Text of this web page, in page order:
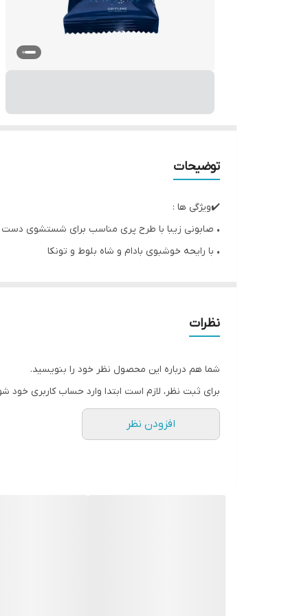
توضیحات
✔️ویژگی ها :
• صابونی زیبا با طرح پری مناسب برای شستشوی
• با رایحه خوشبوی بادام و شاه بلوط و تونکا
• صابون جامد مجموعه واندر تیل، هدیه‌ای بی‌نظیر
نظرات
شما هم درباره این محصول نظر خود را بنویسید.
برای ثبت نظر، لازم است ابتدا وارد حساب کاربری خود
افزودن نظر